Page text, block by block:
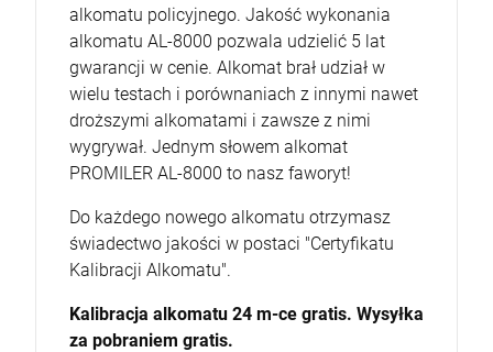
alkomatu policyjnego. Jakość wykonania
alkomatu AL-8000 pozwala udzielić 5 lat
gwarancji w cenie. Alkomat brał udział w
wielu testach i porównaniach z innymi nawet
droższymi alkomatami i zawsze z nimi
wygrywał. Jednym słowem alkomat
PROMILER AL-8000 to nasz faworyt!
Do każdego nowego alkomatu otrzymasz
świadectwo jakości w postaci "Certyfikatu
Kalibracji Alkomatu".
Kalibracja alkomatu 24 m-ce gratis. Wysyłka
za pobraniem gratis.